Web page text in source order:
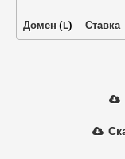
Домен (L) Ставка